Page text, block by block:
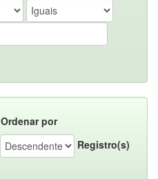
Ordenar por
Registro(s)